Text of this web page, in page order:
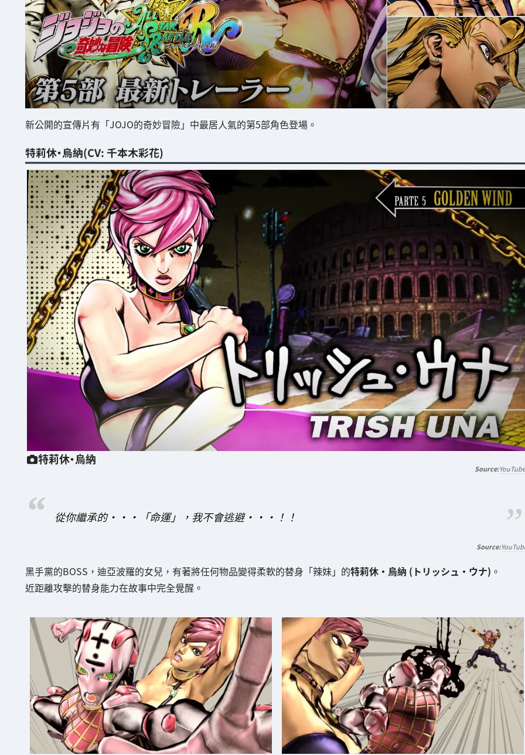
新公開的宣傳片有「JOJO的奇妙冒險」中最居人氣的第5部角色登場。
特莉休·烏納(CV: 千本木彩花)
特莉休·烏納
YouTube
從你繼承的・・・「命運」，我不會逃避・・・！！
黑手黨的BOSS，迪亞波羅的女兒，有著將任何物品變得柔軟的替身「辣妹」的特莉休·烏納 (トリッシュ・ウナ) 。
近距離攻擊的替身能力在故事中完全覺醒。